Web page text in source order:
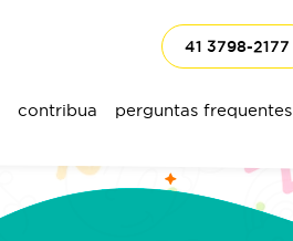
41 3798-2177
contribua perguntas frequentes